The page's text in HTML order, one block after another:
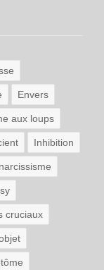
Envers
aux loups
Inhibition
narcissisme
cruciaux